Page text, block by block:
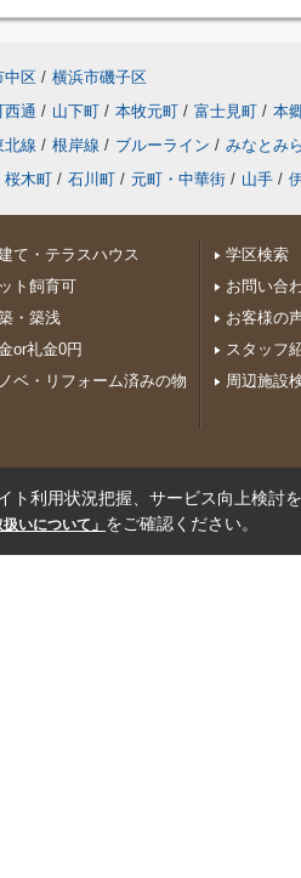
中区 / 横浜市磯子区
西通 / 山下町 / 本牧元町 / 富士見町 / 本
北線 / 根岸線 / ブルーライン / みなとみ
桜木町 / 石川町 / 元町・中華街 / 山手 /
て・テラスハウス
ト飼育可
・築浅
or礼金0円
ベ・リフォーム済みの物
学区検索
お問い合
お客様の
スタッフ
周辺施設
ト利用状況把握、サービス向上検討
いについて」 をご確認ください。